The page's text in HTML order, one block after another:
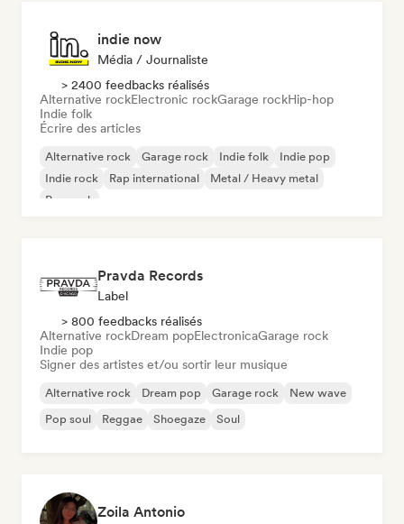
indie now
Média / Journaliste
> 2400 feedbacks réalisés
Alternative rockElectronic rockGarage rockHip-hop
Indie folk
Écrire des articles
Alternative rock Garage rock Indie folk
Indie pop
Indie rock
Rap international
Metal / Heavy metal
Pop rock
Pravda Records
Label
> 800 feedbacks réalisés
Alternative rockDream popElectronicaGarage rock
Indie pop
Signer des artistes et/ou sortir leur musique
Alternative rock Dream pop Garage rock
New wave
Pop soul
Reggae Shoegaze Soul
Zoila Antonio